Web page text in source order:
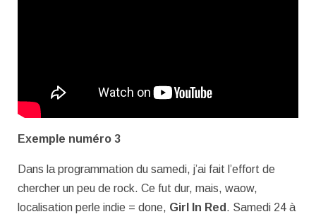
Exemple numéro 3
Dans la programmation du samedi, j’ai fait l’effort de
chercher un peu de rock. Ce fut dur, mais, waow,
localisation perle indie = done, Girl In Red . Samedi 24 à